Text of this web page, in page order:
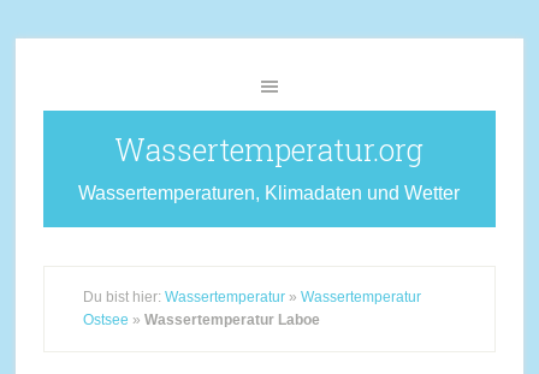
Wassertemperatur.org
Wassertemperaturen, Klimadaten und Wetter
Du bist hier: Wassertemperatur» Wassertemperatur
Ostsee » Wassertemperatur Laboe